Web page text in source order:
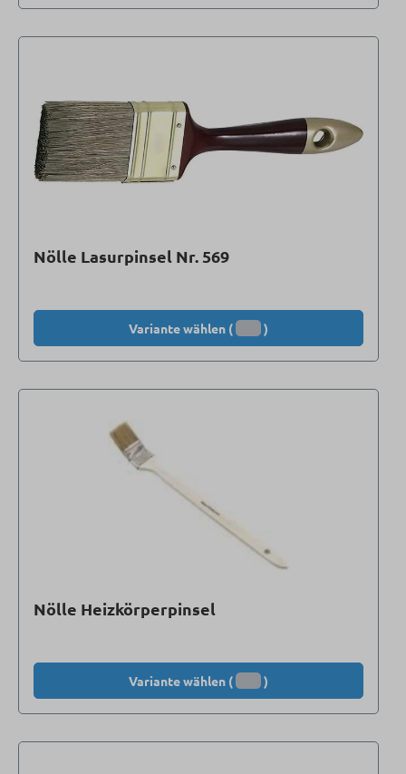
Nölle Lasurpinsel Nr. 569
Variante wählen ( )
Nölle Heizkörperpinsel
Variante wählen ( )